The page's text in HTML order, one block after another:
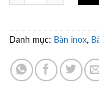
Danh mục: Bàn inox,